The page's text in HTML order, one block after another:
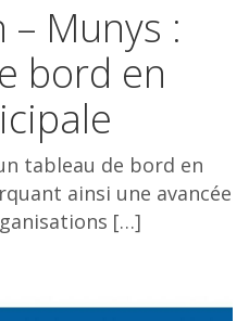
Munys :
bord en
tableau de bord en
ainsi une avancée
[…]